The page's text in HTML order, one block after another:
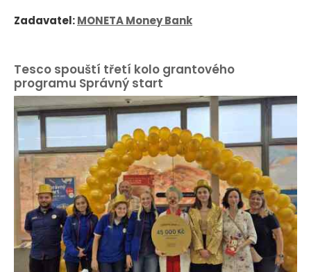
Zadavatel:MONETA Money Bank
Tesco spouští třetí kolo grantového
programu Správný start